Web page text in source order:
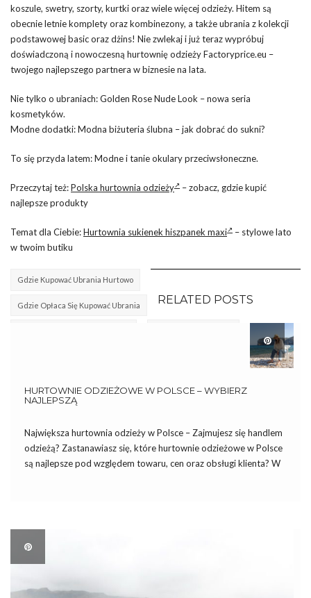
koszule, swetry, szorty, kurtki oraz wiele więcej odzieży. Hitem są
obecnie letnie komplety oraz kombinezony, a także ubrania z kolekcji
podstawowej basic oraz dżins! Nie zwlekaj i już teraz wypróbuj
doświadczoną i nowoczesną hurtownię odzieży Factoryprice.eu –
twojego najlepszego partnera w biznesie na lata.
Nie tylko o ubraniach: Golden Rose Nude Look – nowa seria
kosmetyków.
Modne dodatki: Modna biżuteria ślubna – jak dobrać do sukni?
To się przyda latem: Modne i tanie okulary przeciwsłoneczne.
Przeczytaj też:Polska hurtownia odzieży
– zobacz, gdzie kupić
najlepsze produkty
Temat dla Ciebie:Hurtownia sukienek hiszpanek maxi
– stylowe lato
w twoim butiku
Gdzie Kupować Ubrania Hurtowo
Gdzie Opłaca Się Kupować Ubrania RELATED POSTS
HURTOWNIE ODZIEŻOWE W POLSCE – WYBIERZ
NAJLEPSZĄ
Największa hurtownia odzieży w Polsce – Zajmujesz się handlem
odzieżą? Zastanawiasz się, które hurtownie odzieżowe w Polsce
są najlepsze pod względem towaru, cen oraz obsługi klienta? W